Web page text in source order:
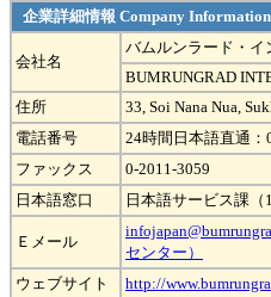
企業詳細情報 Company Information
会社名
バムルンラード・イ
BUMRUNGRAD
住所
33, Soi Nana Nua,
電話番号
24時間日本語直通：
ファックス
0-2011-3059
日本語窓口
日本語サービス課
Ｅメール
センター）
ウェブサイト
http://